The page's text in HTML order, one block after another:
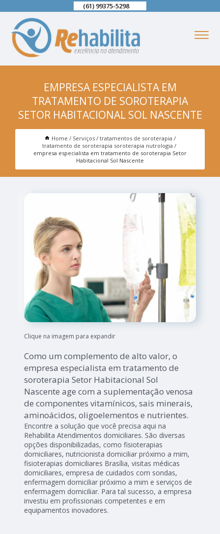
(61) 99375-5298
EMPRESA ESPECIALISTA EM
TRATAMENTO DE SOROTERAPIA
SETOR HABITACIONAL SOL NASCENTE
Home Serviços
tratamentos de soroterapia
tratamento de soroterapia soroterapia nutrologia
empresa especialista em tratamento de soroterapia Setor
Habitacional Sol Nascente
Clique na imagem para expandir
Como um complemento de alto valor, o
empresa especialista em tratamento de
soroterapia Setor Habitacional Sol
Nascente age com a suplementação venosa
de componentes vitamínicos, sais minerais,
aminoácidos, oligoelementos e nutrientes.
Encontre a solução que você precisa aqui na
Rehabilita Atendimentos domiciliares. São diversas
opções disponibilizadas, como fisioterapias
domiciliares, nutricionista domiciliar próximo a mim,
fisioterapias domiciliares Brasília, visitas médicas
domiciliares, empresa de cuidados com sondas,
enfermagem domiciliar próximo a mim e serviços de
enfermagem domiciliar. Para tal sucesso, a empresa
investiu em profissionais competentes e em
equipamentos inovadores.